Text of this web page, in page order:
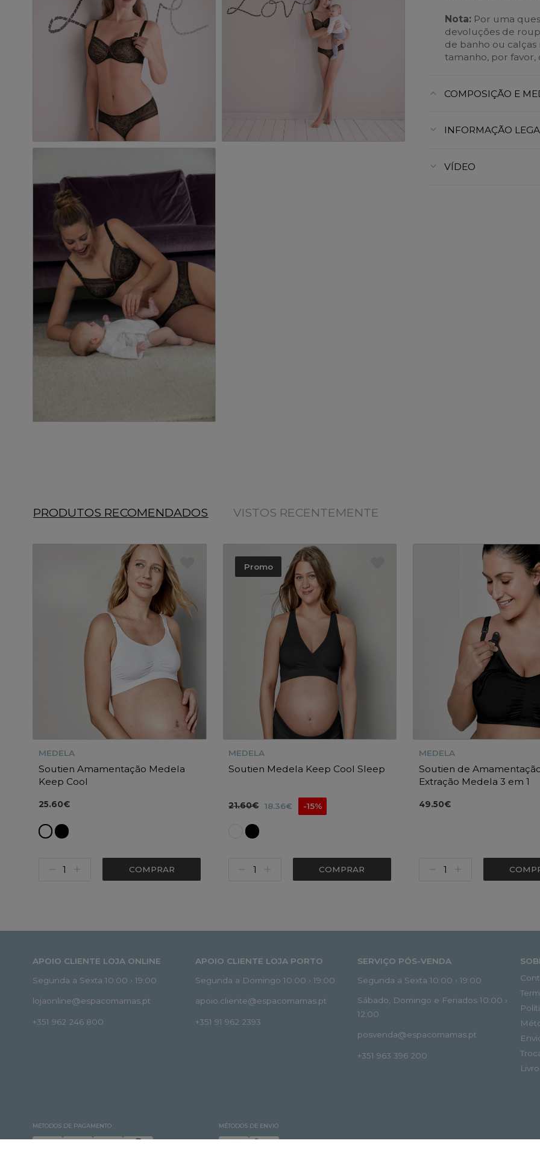
Nota: Por uma
devoluções de
de banho ou calças
tamanho, por favor,
COMPOSIÇÃO E
INFORMAÇÃO
VÍDEO
PRODUTOS RECOMENDADOS VISTOS RECENTEMENTE
MEDELA
Soutien Amamentação Medela
Keep Cool
25.60€
COMPRAR
Promo
MEDELA
Soutien Medela Keep Cool Sleep
21.60€ 18.36€ -15%
COMPRAR
MEDELA
Soutien de
Extração Medela 3 em 1
49.50€
APOIO CLIENTE LOJA ONLINE
Segunda a Sexta 10:00 › 19:00
lojaonline@espacomamas.pt
+351 962 246 800
APOIO CLIENTE LOJA PORTO
Segunda a Domingo 10:00 › 19:00
apoio.cliente@espacomamas.pt
+351 91 962 2393
SERVIÇO PÓS-VENDA
Segunda a Sexta 10:00 › 19:00
Sábado, Domingo e Feriados 10:00 ›
12:00
posvenda@espacomamas.pt
+351 963 396 200
MÉTODOS DE PAGAMENTO MÉTODOS DE ENVIO